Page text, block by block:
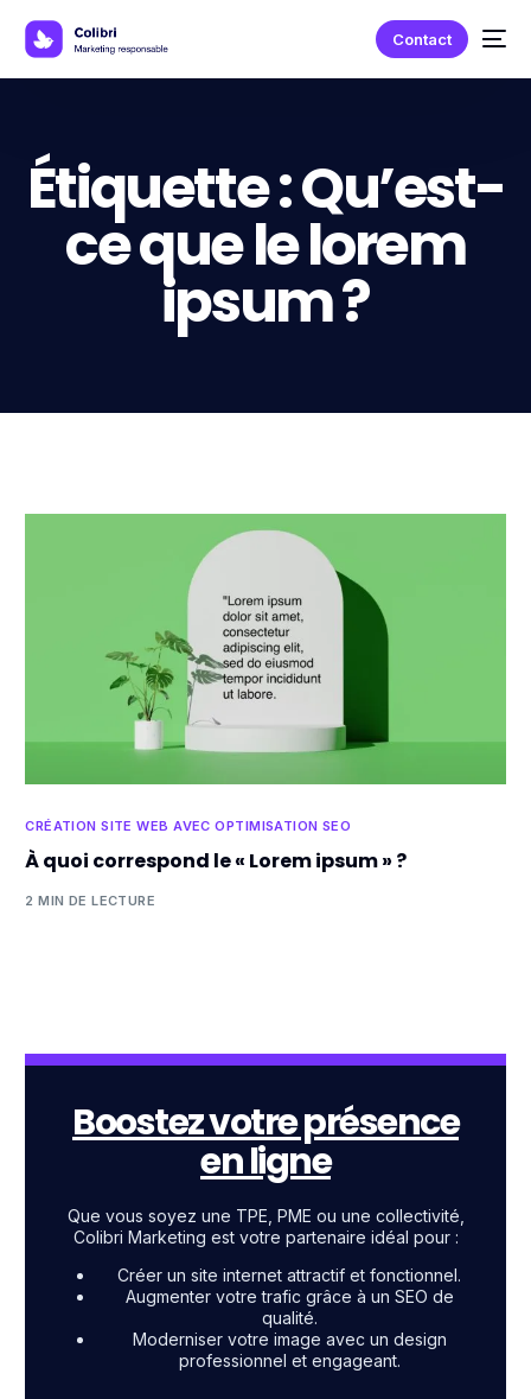
Contact
Étiquette :Qu’est-
ce que le lorem
ipsum ?
CRÉATION SITE WEB AVEC OPTIMISATION SEO
À quoi correspond le « Lorem ipsum » ?
2 MIN DE LECTURE
Boostez votre présence
en ligne
Que vous soyez une TPE, PME ou une collectivité,
Colibri Marketing est votre partenaire idéal pour :
Créer un site internet attractif et fonctionnel.
Augmenter votre trafic grâce à un SEO de
qualité.
Moderniser votre image avec un design
professionnel et engageant.